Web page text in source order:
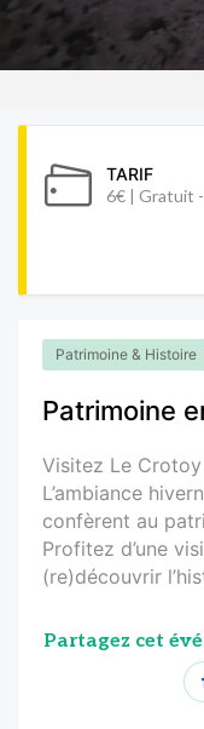
TARIF
6€ | Gratuit
Patrimoine & Histoire
Patrimoine
Visitez Le
L’ambiance
confèrent au
Profitez d’une
(re)découvrir
Partagez cet